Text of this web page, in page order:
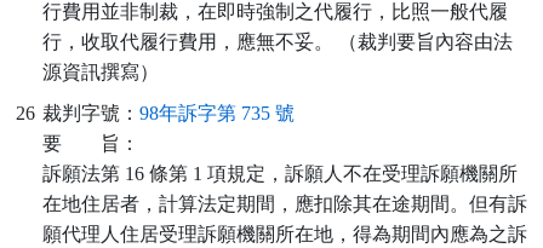
行費用並非制裁，在即時強制之代履行，比照一般代履
行，收取代履行費用，應無不妥。 （裁判要旨內容由法
源資訊撰寫）
26 裁判字號： 98年訴字第 735 號
要
旨：
訴願法第 16 條第 1 項規定，訴願人不在受理訴願機關所
在地住居者，計算法定期間，應扣除其在途期間。但有訴
願代理人住居受理訴願機關所在地，得為期間內應為之訴